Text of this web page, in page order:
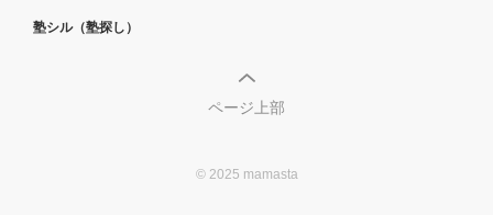
塾シル（塾探し）
ページ上部
© 2025 mamasta